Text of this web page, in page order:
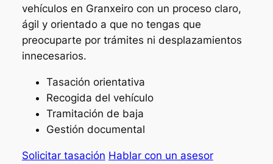
vehículos en Granxeiro con un proceso claro,
ágil y orientado a que no tengas que
preocuparte por trámites ni desplazamientos
innecesarios.
Tasación orientativa
Recogida del vehículo
Tramitación de baja
Gestión documental
Solicitar tasación Hablar con un asesor